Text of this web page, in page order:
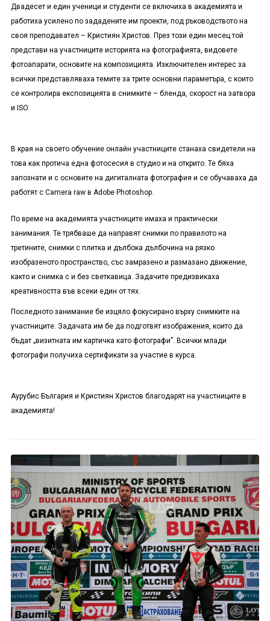
Двадесет и един ученици и студенти се включиха в академията и
работиха усилено по зададените им проекти, под ръководството на
своя преподавател – Кристиян Христов. През този един месец той
представи на участниците историята на фотографията, видовете
фотоапарати, основите на композицията. Изключителен интерес за
всички представляваха темите за трите основни параметъра, с които
се контролира експозицията в снимките – бленда, скорост на затвора
и ISO.
В края на своето обучение онлайн участниците станаха свидетели на
това как протича една фотосесия в студио и на открито. Те бяха
запознати и с основите на дигиталната фотография и се обучаваха да
работят с Camera raw в Adobe Photoshop.
По време на академията участниците имаха и практически
занимания. Те трябваше да направят снимки по правилото на
третините, снимки с плитка и дълбока дълбочина на рязко
изобразеното пространство, със замразено и размазано движение,
както и снимка с и без светкавица. Задачите предизвикаха
креативността във всеки един от тях.
Последното занимание бе изцяло фокусирано върху снимките на
участниците. Задачата им бе да подготвят изображения, които да
бъдат „визитната им картичка като фотографи”. Всички млади
фотографи получиха сертификати за участие в курса.
Аурубис България и Кристиян Христов благодарят на участниците в
академията!